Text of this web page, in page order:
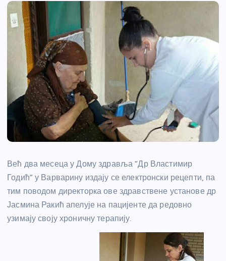
Већ два месеца у Дому здравља “Др Властимир
Годић” у Варварину издају се електронски рецепти, па
тим поводом директорка ове здравствене установе др
Јасмина Ракић апелује на пацијенте да редовно
узимају своју хроничну терапију.